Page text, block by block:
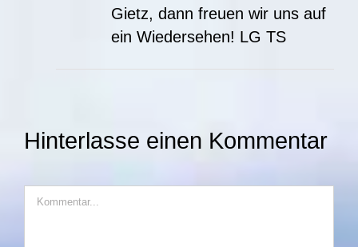
Gietz, dann freuen wir uns auf
ein Wiedersehen! LG TS
Hinterlasse einen Kommentar
Kommentar